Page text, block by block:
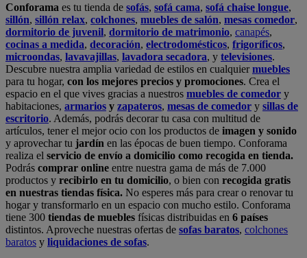
Conforama es tu tienda de sofás, sofá cama, sofá chaise longue,
sillón, sillón relax, colchones, muebles de salón, mesas comedor,
dormitorio de juvenil, dormitorio de matrimonio, canapés,
cocinas a medida, decoración, electrodomésticos, frigoríficos,
microondas, lavavajillas, lavadora secadora, y televisiones.
Descubre nuestra amplia variedad de estilos en cualquiermuebles
para tu hogar, con los mejores precios y promociones. Crea el
espacio en el que vives gracias a nuestros muebles de comedor y
habitaciones, armarios y zapateros, mesas de comedor y sillas de
escritorio. Además, podrás decorar tu casa con multitud de
artículos, tener el mejor ocio con los productos de imagen y sonido
y aprovechar tu jardín en las épocas de buen tiempo. Conforama
realiza el servicio de envío a domicilio como recogida en tienda.
Podrás comprar online entre nuestra gama de más de 7.000
productos y recibirlo en tu domicilio, o bien con recogida gratis
en nuestras tiendas física. No esperes más para crear o renovar tu
hogar y transformarlo en un espacio con mucho estilo. Conforama
tiene 300 tiendas de muebles físicas distribuidas en 6 países
distintos. Aproveche nuestras ofertas de sofas baratos, colchones
baratos y liquidaciones de sofas.